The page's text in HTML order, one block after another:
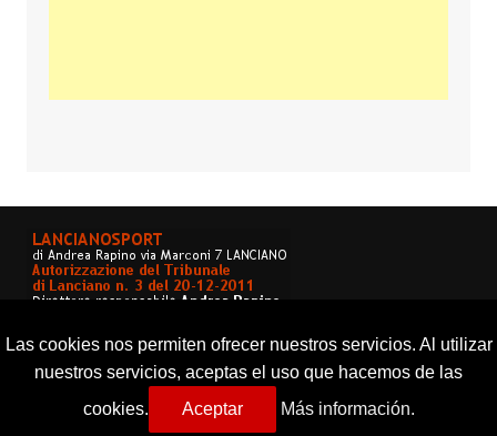
Copyright © 2026 Lancianosport. Tutti i diritti riservati.
Las cookies nos permiten ofrecer nuestros servicios. Al utilizar
nuestros servicios, aceptas el uso que hacemos de las
cookies.
Aceptar Más información.